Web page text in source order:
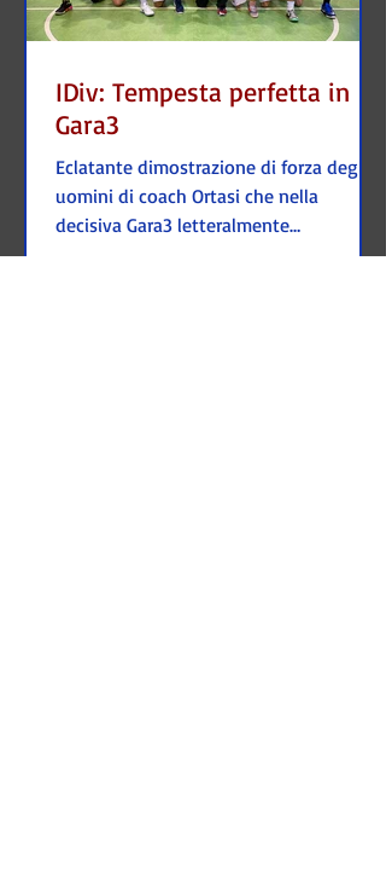
IDiv: Tempesta perfetta in
Gara3
Eclatante dimostrazione di forza degli
uomini di coach Ortasi che nella
decisiva Gara3 letteralmente